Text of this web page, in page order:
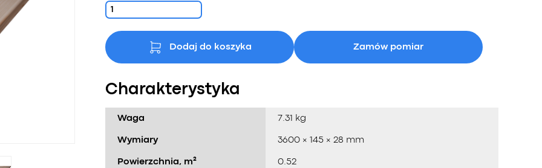
Dodaj do koszyka Zamów pomiar
Charakterystyka
Waga 7.31 kg
Wymiary 3600 × 145 × 28 mm
Powierzchnia, m² 0.52